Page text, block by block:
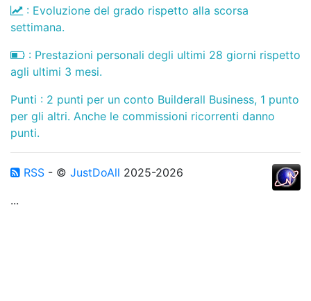
: Evoluzione del grado rispetto alla scorsa
settimana.
: Prestazioni personali degli ultimi 28 giorni rispetto
agli ultimi 3 mesi.
Punti : 2 punti per un conto Builderall Business, 1 punto
per gli altri. Anche le commissioni ricorrenti danno
punti.
RSS - © JustDoAll 2025-2026
...